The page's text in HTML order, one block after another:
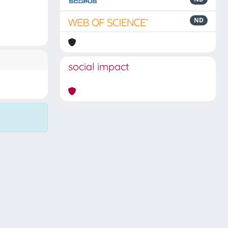
ND
social impact